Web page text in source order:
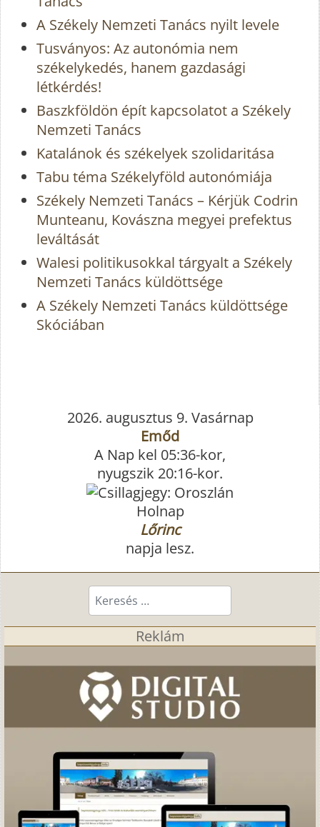
A Székely Nemzeti Tanács nyilt levele
Tusványos: Az autonómia nem
székelykedés, hanem gazdasági
létkérdés!
Baszkföldön épít kapcsolatot a Székely
Nemzeti Tanács
Katalánok és székelyek szolidaritása
Tabu téma Székelyföld autonómiája
Székely Nemzeti Tanács – Kérjük Codrin
Munteanu, Kovászna megyei prefektus
leváltását
Walesi politikusokkal tárgyalt a Székely
Nemzeti Tanács küldöttsége
A Székely Nemzeti Tanács küldöttsége
Skóciában
2026. augusztus 9. Vasárnap
Emőd
A Nap kel 05:36-kor,
nyugszik 20:16-kor.
Holnap
Lőrinc
napja lesz.
Keresés...
Reklám